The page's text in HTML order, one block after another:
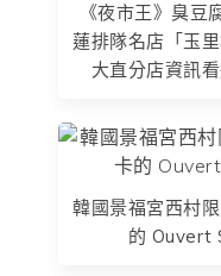
《夜市王》臭
蓮排隊名店「玉
大直分店資訊
韓國景福宮西村
的 Ouvert